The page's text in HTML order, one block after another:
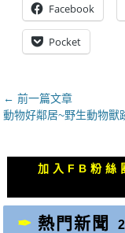
Facebook
Pocket
文
章
覽
← 前一篇文章
上
動物好鄰居~野生動物獸
加入FB粉絲
熱門新聞